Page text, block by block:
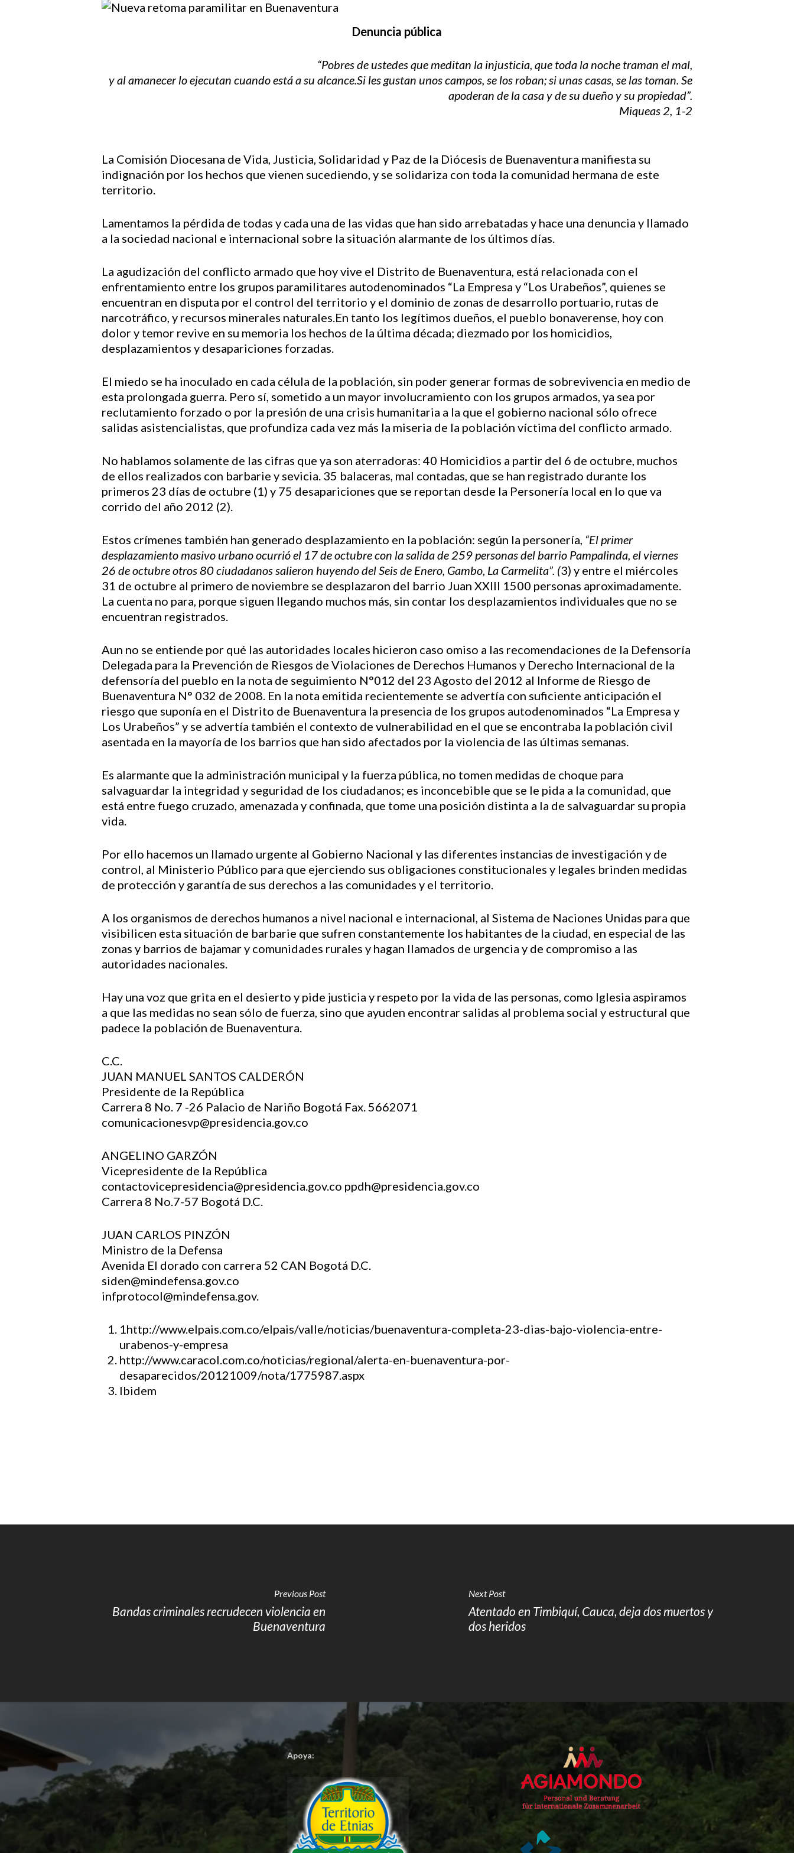
Hit enter to search or ESC to close
Denuncia pública
“Pobres de ustedes que meditan la injusticia, que toda la noche traman el mal,
y al amanecer lo ejecutan cuando está a su alcance.Si les gustan unos campos, se los roban; si unas casas, se las toman. Se
apoderan de la casa y de su dueño y su propiedad”.
Miqueas 2, 1-2
La Comisión Diocesana de Vida, Justicia, Solidaridad y Paz de la Diócesis de Buenaventura manifiesta su
indignación por los hechos que vienen sucediendo, y se solidariza con toda la comunidad hermana de este
territorio.
Lamentamos la pérdida de todas y cada una de las vidas que han sido arrebatadas y hace una denuncia y llamado
a la sociedad nacional e internacional sobre la situación alarmante de los últimos días.
La agudización del conflicto armado que hoy vive el Distrito de Buenaventura, está relacionada con el
enfrentamiento entre los grupos paramilitares autodenominados “La Empresa y “Los Urabeños”, quienes se
encuentran en disputa por el control del territorio y el dominio de zonas de desarrollo portuario, rutas de
narcotráfico, y recursos minerales naturales.En tanto los legítimos dueños, el pueblo bonaverense, hoy con
dolor y temor revive en su memoria los hechos de la última década; diezmado por los homicidios,
desplazamientos y desapariciones forzadas.
El miedo se ha inoculado en cada célula de la población, sin poder generar formas de sobrevivencia en medio de
esta prolongada guerra. Pero sí, sometido a un mayor involucramiento con los grupos armados, ya sea por
reclutamiento forzado o por la presión de una crisis humanitaria a la que el gobierno nacional sólo ofrece
salidas asistencialistas, que profundiza cada vez más la miseria de la población víctima del conflicto armado.
No hablamos solamente de las cifras que ya son aterradoras: 40 Homicidios a partir del 6 de octubre, muchos
de ellos realizados con barbarie y sevicia. 35 balaceras, mal contadas, que se han registrado durante los
primeros 23 días de octubre (1) y 75 desapariciones que se reportan desde la Personería local en lo que va
corrido del año 2012 (2).
Estos crímenes también han generado desplazamiento en la población: según la personería, “El primer
desplazamiento masivo urbano ocurrió el 17 de octubre con la salida de 259 personas del barrio Pampalinda, el viernes
26 de octubre otros 80 ciudadanos salieron huyendo del Seis de Enero, Gambo, La Carmelita”. (3) y entre el miércoles
31 de octubre al primero de noviembre se desplazaron del barrio Juan XXIII 1500 personas aproximadamente.
La cuenta no para, porque siguen llegando muchos más, sin contar los desplazamientos individuales que no se
encuentran registrados.
Aun no se entiende por qué las autoridades locales hicieron caso omiso a las recomendaciones de la Defensoría
Delegada para la Prevención de Riesgos de Violaciones de Derechos Humanos y Derecho Internacional de la
defensoría del pueblo en la nota de seguimiento N°012 del 23 Agosto del 2012 al Informe de Riesgo de
Buenaventura N° 032 de 2008. En la nota emitida recientemente se advertía con suficiente anticipación el
riesgo que suponía en el Distrito de Buenaventura la presencia de los grupos autodenominados “La Empresa y
Los Urabeños” y se advertía también el contexto de vulnerabilidad en el que se encontraba la población civil
asentada en la mayoría de los barrios que han sido afectados por la violencia de las últimas semanas.
Es alarmante que la administración municipal y la fuerza pública, no tomen medidas de choque para
salvaguardar la integridad y seguridad de los ciudadanos; es inconcebible que se le pida a la comunidad, que
está entre fuego cruzado, amenazada y confinada, que tome una posición distinta a la de salvaguardar su propia
vida.
Por ello hacemos un llamado urgente al Gobierno Nacional y las diferentes instancias de investigación y de
control, al Ministerio Público para que ejerciendo sus obligaciones constitucionales y legales brinden medidas
de protección y garantía de sus derechos a las comunidades y el territorio.
A los organismos de derechos humanos a nivel nacional e internacional, al Sistema de Naciones Unidas para que
visibilicen esta situación de barbarie que sufren constantemente los habitantes de la ciudad, en especial de las
zonas y barrios de bajamar y comunidades rurales y hagan llamados de urgencia y de compromiso a las
autoridades nacionales.
Hay una voz que grita en el desierto y pide justicia y respeto por la vida de las personas, como Iglesia aspiramos
a que las medidas no sean sólo de fuerza, sino que ayuden encontrar salidas al problema social y estructural que
padece la población de Buenaventura.
C.C.
JUAN MANUEL SANTOS CALDERÓN
Presidente de la República
Carrera 8 No. 7 -26 Palacio de Nariño Bogotá Fax. 5662071
comunicacionesvp@presidencia.gov.co
ANGELINO GARZÓN
Vicepresidente de la República
contactovicepresidencia@presidencia.gov.co ppdh@presidencia.gov.co
Carrera 8 No.7-57 Bogotá D.C.
JUAN CARLOS PINZÓN
Ministro de la Defensa
Avenida El dorado con carrera 52 CAN Bogotá D.C.
siden@mindefensa.gov.co
infprotocol@mindefensa.gov.
1http://www.elpais.com.co/elpais/valle/noticias/buenaventura-completa-23-dias-bajo-violencia-entre-
urabenos-y-empresa
http://www.caracol.com.co/noticias/regional/alerta-en-buenaventura-por-
desaparecidos/20121009/nota/1775987.aspx
Ibidem
Previous Post
Bandas criminales recrudecen violencia en
Buenaventura
Next Post
Atentado en Timbiquí, Cauca, deja dos muertos y
dos heridos
Apoya: